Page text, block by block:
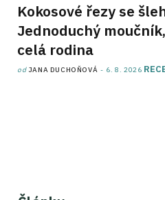
Kokosové řezy se
Jednoduchý
celá rodina
od JANA DUCHOŇOVÁ 6. 8. 2026